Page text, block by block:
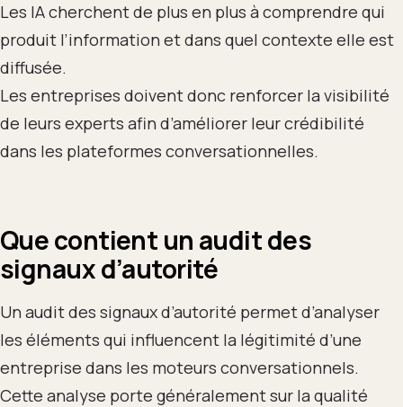
Les IA cherchent de plus en plus à comprendre qui
produit l’information et dans quel contexte elle est
diffusée.
Les entreprises doivent donc renforcer la visibilité
de leurs experts afin d’améliorer leur crédibilité
dans les plateformes conversationnelles.
Que contient un audit des
signaux d’autorité
Un audit des signaux d’autorité permet d’analyser
les éléments qui influencent la légitimité d’une
entreprise dans les moteurs conversationnels.
Cette analyse porte généralement sur la qualité